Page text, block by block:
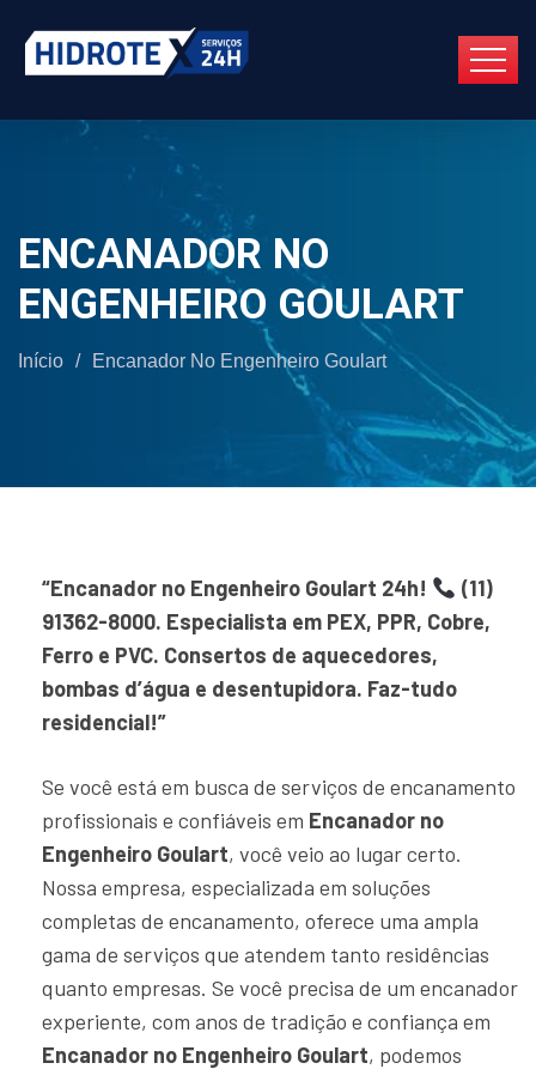
ENCANADOR NO
ENGENHEIRO GOULART
Início / Encanador No Engenheiro Goulart
“Encanador no Engenheiro Goulart 24h!
(11)
91362-8000. Especialista em PEX, PPR, Cobre,
Ferro e PVC. Consertos de aquecedores,
bombas d’água e desentupidora. Faz-tudo
residencial!”
Se você está em busca de serviços de encanamento
profissionais e confiáveis em Encanador no
Engenheiro Goulart, você veio ao lugar certo.
Nossa empresa, especializada em soluções
completas de encanamento, oferece uma ampla
gama de serviços que atendem tanto residências
quanto empresas. Se você precisa de um encanador
experiente, com anos de tradição e confiança em
Encanador no Engenheiro Goulart, podemos